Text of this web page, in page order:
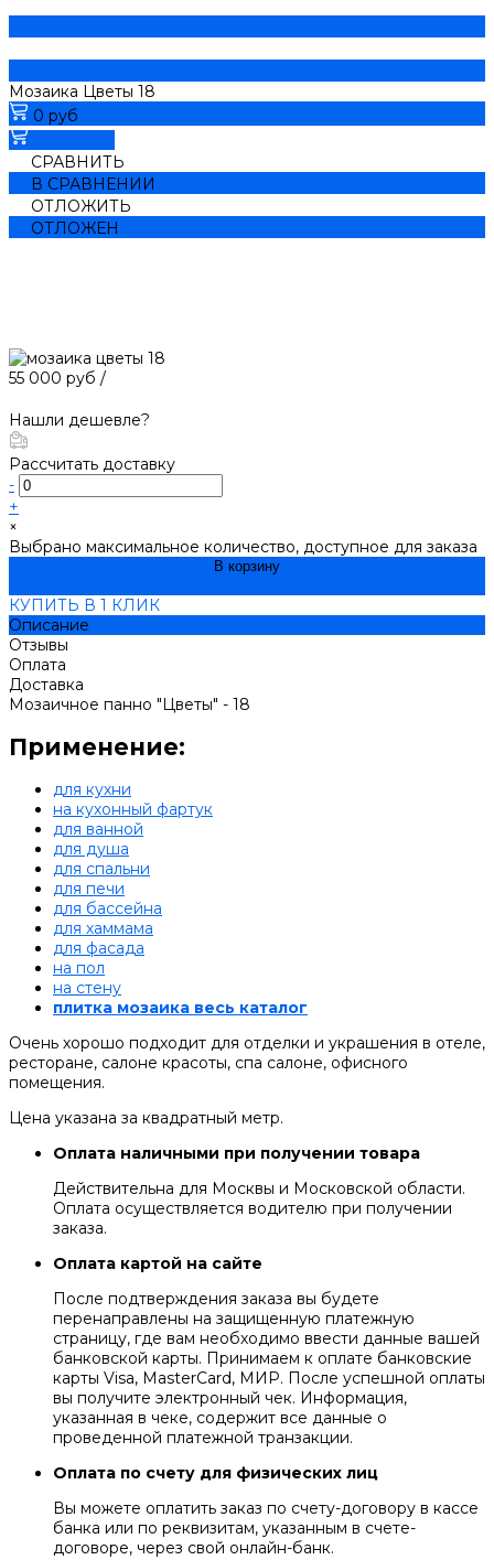
Мозаика Цветы 18
0 руб
СРАВНИТЬ
В СРАВНЕНИИ
ОТЛОЖИТЬ
ОТЛОЖЕН
55 000 руб /
Нашли дешевле?
Рассчитать доставку
-
+
×
Выбрано максимальное количество, доступное для заказа
В корзину
КУПИТЬ В 1 КЛИК
Описание
Отзывы
Оплата
Доставка
Мозаичное панно "Цветы" - 18
Применение:
для кухни
на кухонный фартук
для ванной
для душа
для спальни
для печи
для бассейна
для хаммама
для фасада
на пол
на стену
плитка мозаика весь каталог
Очень хорошо подходит для отделки и украшения в отеле,
ресторане, салоне красоты, спа салоне, офисного
помещения.
Цена указана за квадратный метр.
Оплата наличными при получении товара
Действительна для Москвы и Московской области.
Оплата осуществляется водителю при получении
заказа.
Оплата картой на сайте
После подтверждения заказа вы будете
перенаправлены на защищенную платежную
страницу, где вам необходимо ввести данные вашей
банковской карты. Принимаем к оплате банковские
карты Visa, MasterCard, МИР. После успешной оплаты
вы получите электронный чек. Информация,
указанная в чеке, содержит все данные о
проведенной платежной транзакции.
Оплата по счету для физических лиц
Вы можете оплатить заказ по счету-договору в кассе
банка или по реквизитам, указанным в счете-
договоре, через свой онлайн-банк.